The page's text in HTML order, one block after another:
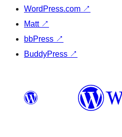
WordPress.com ↗
Matt ↗
bbPress ↗
BuddyPress ↗